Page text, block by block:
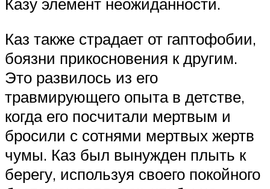
Каз также страдает от гаптофобии,
боязни прикосновения к другим.
Это развилось из его
травмирующего опыта в детстве,
когда его посчитали мертвым и
бросили с сотнями мертвых жертв
чумы. Каз был вынужден плыть к
берегу, используя своего покойного